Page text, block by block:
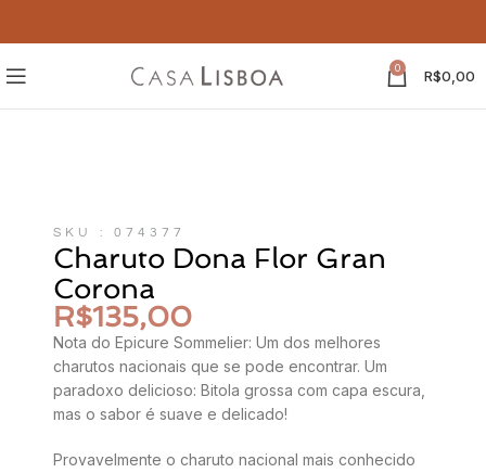
0 R$0,00
SKU : 074377
Charuto Dona Flor Gran
Corona
R$135,00
Nota do Epicure Sommelier: Um dos melhores
charutos nacionais que se pode encontrar. Um
paradoxo delicioso: Bitola grossa com capa escura,
mas o sabor é suave e delicado!
Provavelmente o charuto nacional mais conhecido